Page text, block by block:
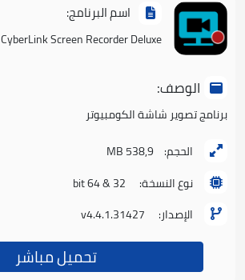
اسم البرنامج:
CyberLink Screen Recorder Deluxe
الوصف:
برنامج تصوير شاشة الكومبيوتر
الحجم: 538,9 MB
نوع النسخة:
32 & 64 bit
الإصدار:
v4.4.1.31427
تحميل مباشر